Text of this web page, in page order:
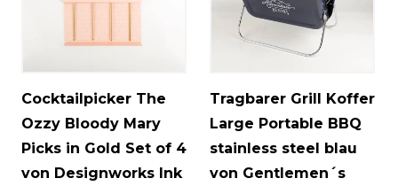
Cocktailpicker The
Ozzy Bloody Mary
Picks in Gold Set of 4
von Designworks Ink
Tragbarer Grill Koffer
Large Portable BBQ
stainless steel blau
von Gentlemen´s